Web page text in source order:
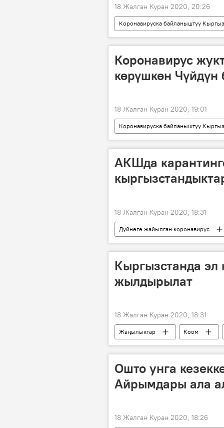
18 Жалган Куран 2020, 20:26
Коронавируска байланыштуу
Кыргызстандагы коронавирус
Коронавирус
көрүшкөн
18 Жалган Куран 2020, 19:01
Коронавируска байланыштуу
Кыргызстандагы коронавирус
АКШда
18 Жалган Куран 2020, 18:31
Дүйнөгө жайылган коронавирус
Жаңылыктар
Дүйнөдө
Кыргызстанда эл
жылдырылат
18 Жалган Куран 2020, 18:31
Жаңылыктар Коом
Ошто унга
Айрымдары ала
18 Жалган Куран 2020, 18:26